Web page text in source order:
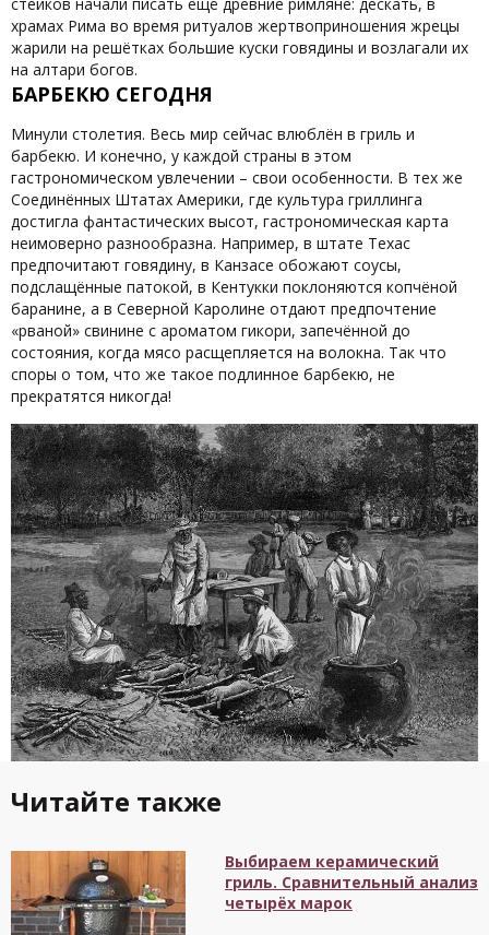
храмах Рима во время ритуалов жертвоприношения жрецы
жарили на решётках большие куски говядины и возлагали их
на алтари богов.
БАРБЕКЮ СЕГОДНЯ
Минули столетия. Весь мир сейчас влюблён в гриль и
барбекю. И конечно, у каждой страны в этом
гастрономическом увлечении – свои особенности. В тех же
Соединённых Штатах Америки, где культура гриллинга
достигла фантастических высот, гастрономическая карта
неимоверно разнообразна. Например, в штате Техас
предпочитают говядину, в Канзасе обожают соусы,
подслащённые патокой, в Кентукки поклоняются копчёной
баранине, а в Северной Каролине отдают предпочтение
«рваной» свинине с ароматом гикори, запечённой до
состояния, когда мясо расщепляется на волокна. Так что
споры о том, что же такое подлинное барбекю, не
прекратятся никогда!
Читайте также
Выбираем керамический
гриль. Сравнительный анализ
четырёх марок